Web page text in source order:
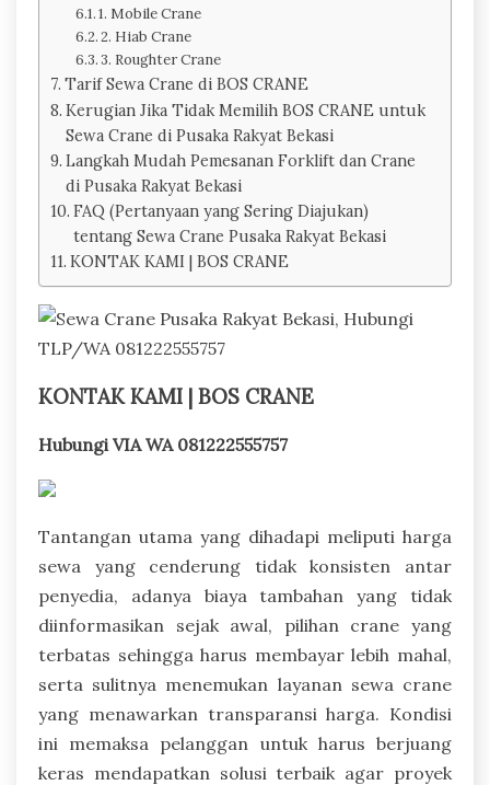
1. Mobile Crane
2. Hiab Crane
3. Roughter Crane
Tarif Sewa Crane di BOS CRANE
Kerugian Jika Tidak Memilih BOS CRANE untuk
Sewa Crane di Pusaka Rakyat Bekasi
Langkah Mudah Pemesanan Forklift dan Crane
di Pusaka Rakyat Bekasi
FAQ (Pertanyaan yang Sering Diajukan)
tentang Sewa Crane Pusaka Rakyat Bekasi
KONTAK KAMI | BOS CRANE
KONTAK KAMI | BOS CRANE
Hubungi VIA WA 081222555757
Tantangan utama yang dihadapi meliputi harga
sewa yang cenderung tidak konsisten antar
penyedia, adanya biaya tambahan yang tidak
diinformasikan sejak awal, pilihan crane yang
terbatas sehingga harus membayar lebih mahal,
serta sulitnya menemukan layanan sewa crane
yang menawarkan transparansi harga. Kondisi
ini memaksa pelanggan untuk harus berjuang
keras mendapatkan solusi terbaik agar proyek